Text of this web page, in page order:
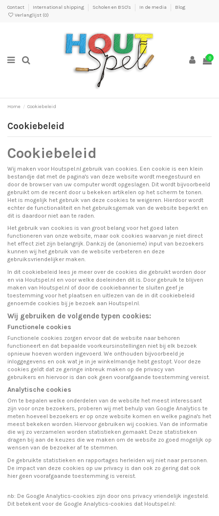
Contact International shipping Scholen en BSO's In de media
Blog
Verlanglijst (0)
0
Home Cookiebeleid
Cookiebeleid
Cookiebeleid
Wij maken voor Houtspel.nl gebruik van cookies. Een cookie is een klein
bestandje dat met de pagina's van deze website wordt meegestuurd en
door de browser van uw computer wordt opgeslagen. Dit wordt bijvoorbeeld
gebruikt om de recent door u bekeken artikelen op het scherm te tonen.
Het is mogelijk het gebruik van deze cookies te weigeren. Hierdoor wordt
echter de functionaliteit en het gebruiksgemak van de website beperkt en
dit is daardoor niet aan te raden.
Het gebruik van cookies is van groot belang voor het goed laten
functioneren van onze website, maar ook cookies waarvan je niet direct
het effect ziet zijn belangrijk. Dankzij de (anonieme) input van bezoekers
kunnen wij het gebruik van de website verbeteren en deze
gebruiksvriendelijker maken.
In dit cookiebeleid lees je meer over de cookies die gebruikt worden door
en via Houtspel.nl en voor welke doeleinden dit is. Door gebruik te blijven
maken van Houtspel.nl of door de cookiebanner te sluiten geef je
toestemming voor het plaatsen en uitlezen van de in dit cookiebeleid
genoemde cookies bij je bezoek aan Houtspel.nl.
Wij gebruiken de volgende typen cookies:
Functionele cookies
Functionele cookies zorgen ervoor dat de website naar behoren
functioneert en dat bepaalde voorkeursinstellingen niet bij elk bezoek
opnieuw hoeven worden ingevoerd. We onthouden bijvoorbeeld je
inloggegevens en ook wat je in je winkelmandje hebt gestopt. Voor deze
cookies geldt dat ze geringe inbreuk maken op de privacy van
gebruikers en hiervoor is dan ook geen voorafgaande toestemming vereist.
Analytische cookies
Om te bepalen welke onderdelen van de website het meest interessant
zijn voor onze bezoekers, proberen wij met behulp van Google Analytics te
meten hoeveel bezoekers er op onze website komen en welke pagina's het
meest bekeken worden. Hiervoor gebruiken wij cookies. Van de informatie
die wij zo verzamelen worden statistieken gemaakt. Deze statistieken
dragen bij aan de keuzes die we maken om de website zo goed mogelijk op
wensen van de bezoeker af te stemmen.
De gebruikte statistieken en rapportages herleiden wij niet naar personen.
De impact van deze cookies op uw privacy is dan ook zo gering dat ook
hier geen voorafgaande toestemming is vereist.
nb: De Google Analytics-cookies zijn door ons privacy vriendelijk ingesteld.
Dit betekent voor de Google Analytics-cookies dat Houtspel.nl: